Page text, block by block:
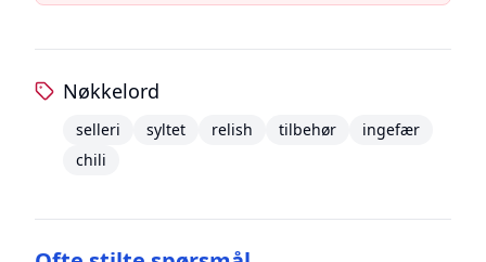
Nøkkelord
selleri syltet relish tilbehør
ingefær
chili